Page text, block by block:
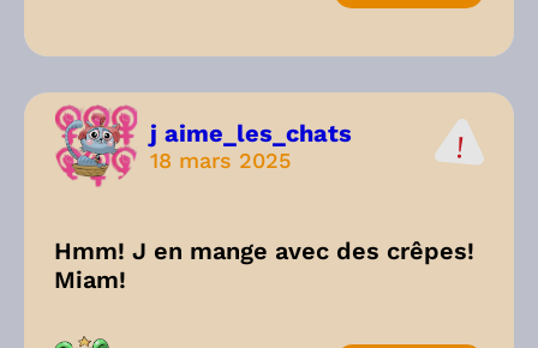
j aime_les_chats
18 mars 2025
Hmm! J en mange avec des crêpes!
Miam!